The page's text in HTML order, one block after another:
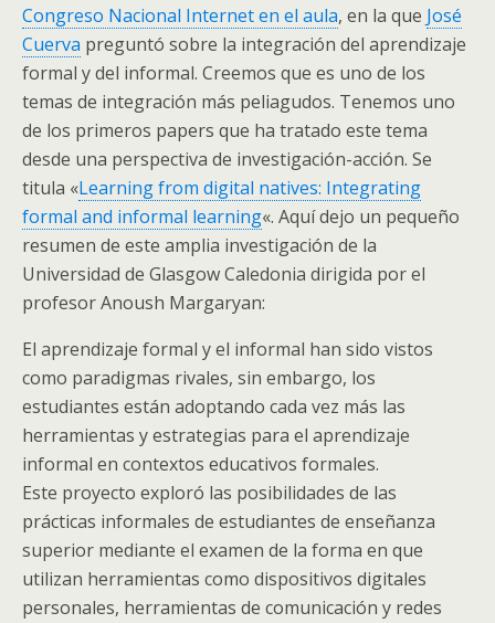
Congreso Nacional Internet en el aula, en la que José
Cuerva preguntó sobre la integración del aprendizaje
formal y del informal. Creemos que es uno de los
temas de integración más peliagudos. Tenemos uno
de los primeros papers que ha tratado este tema
desde una perspectiva de investigación-acción. Se
titula «Learning from digital natives: Integrating
formal and informal learning«. Aquí dejo un pequeño
resumen de este amplia investigación de la
Universidad de Glasgow Caledonia dirigida por el
profesor Anoush Margaryan:
El aprendizaje formal y el informal han sido vistos
como paradigmas rivales, sin embargo, los
estudiantes están adoptando cada vez más las
herramientas y estrategias para el aprendizaje
informal en contextos educativos formales.
Este proyecto exploró las posibilidades de las
prácticas informales de estudiantes de enseñanza
superior mediante el examen de la forma en que
utilizan herramientas como dispositivos digitales
personales, herramientas de comunicación y redes